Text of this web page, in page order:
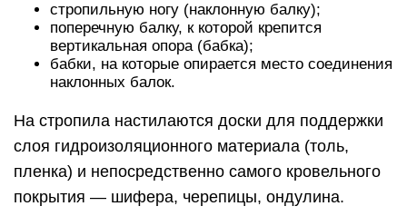
стропильную ногу (наклонную балку);
поперечную балку, к которой крепится
вертикальная опора (бабка);
бабки, на которые опирается место соединения
наклонных балок.
На стропила настилаются доски для поддержки
слоя гидроизоляционного материала (толь,
пленка) и непосредственно самого кровельного
покрытия — шифера, черепицы, ондулина.